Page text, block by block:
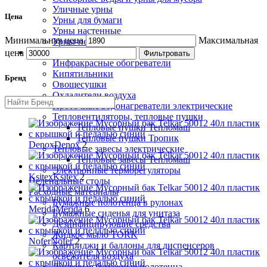
Уличные урны
Урны для бумаги
Урны настенные
Урны-пепельницы
Климатическая техника
Инфракрасные обогреватели
Кипятильники
Овощесушки
Охладители воздуха
Проточные водонагреватели электрические
Тепловентиляторы, тепловые пушки
Тепловые пушки Тепломаш
Тепловые пушки Тропик
Тепловые завесы электрические
Тепловые завесы Тепломаш
Электронные терморегуляторы
Пеленальные столы
Расходные материалы
Бумажные полотенца в рулонах
Бумажные сиденья для унитаза
Дезинфицирующие средства
Жидкое мыло TORK
Картриджи и баллоны для диспенсеров
освежителя воздуха
Цена
Минимальная цена
Максимальная
цена
Фильтровать
Бренд
DenoxDenox 2
KsitexKsitex 2
MeridaMerida 6
NoferNofer 2